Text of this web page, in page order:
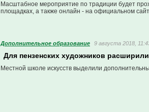
Масштабное мероприятие по традиции будет
площадках, а также онлайн - на официальном
Дополнительное образование 9 августа 2018,
Для пензенских художников
Местной школе искусств выделили